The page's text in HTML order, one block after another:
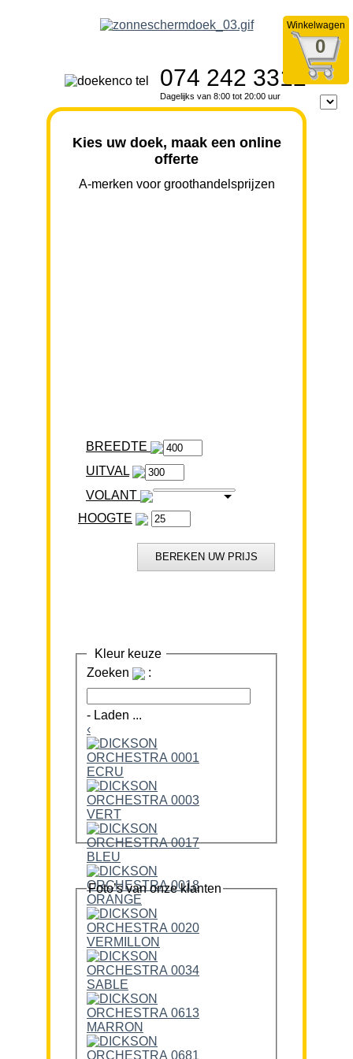
Winkelwagen
0
074 242 3312
Dagelijks van 8:00 tot 20:00 uur
Kies uw doek, maak een online
offerte
A-merken voor groothandelsprijzen
BREEDTE
VOLANT
HOOGTE
Kleur keuze
Zoeken
:
- Laden ...
‹
Foto’s van onze klanten